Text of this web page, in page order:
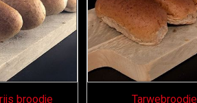
broodje Tarwebroodje